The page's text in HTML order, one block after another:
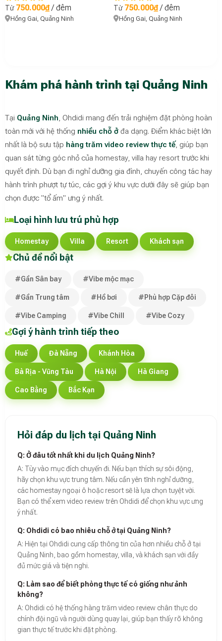
Từ 750.000₫/ đêm
Hồng Gai, Quảng Ninh
Từ 750.000₫/ đêm
Hồng Gai, Quảng Ninh
Khám phá hành trình tại Quảng Ninh
Tại Quảng Ninh, Ohdidi mang đến trải nghiệm đặt phòng hoàn
toàn mới với hệ thống nhiều chỗ ở đa dạng. Điểm khác biệt lớn
nhất là bộ sưu tập hàng trăm video review thực tế, giúp bạn
quan sát từng góc nhỏ của homestay, villa hay resort trước khi
quyết định. Dù bạn đi nghỉ dưỡng gia đình, chuyến công tác hay
hành trình phượt tự túc, các gợi ý khu vực dưới đây sẽ giúp bạn
chọn được "tổ ấm" ưng ý nhất.
Loại hình lưu trú phù hợp
Homestay Villa Resort Khách sạn
Chủ đề nổi bật
#Gần Sân bay #Vibe mộc mạc
#Gần Trung tâm #Hồ bơi #Phù hợp Cặp đôi
#Vibe Camping #Vibe Chill #Vibe Cozy
Gợi ý hành trình tiếp theo
Huế Đà Nẵng Khánh Hòa
Bà Rịa - Vũng Tàu Hà Nội Hà Giang
Cao Bằng Bắc Kạn
Hỏi đáp du lịch tại Quảng Ninh
Q: Ở đâu tốt nhất khi du lịch Quảng Ninh?
A: Tùy vào mục đích chuyến đi. Nếu bạn thích sự sôi động,
hãy chọn khu vực trung tâm. Nếu cần yên tĩnh nghỉ dưỡng,
các homestay ngoại ô hoặc resort sẽ là lựa chọn tuyệt vời.
Bạn có thể xem video review trên Ohdidi để chọn khu vực ưng
ý nhất.
Q: Ohdidi có bao nhiêu chỗ ở tại Quảng Ninh?
A: Hiện tại Ohdidi cung cấp thông tin của hơn nhiều chỗ ở tại
Quảng Ninh, bao gồm homestay, villa, và khách sạn với đầy
đủ mức giá và tiện nghi.
Q: Làm sao để biết phòng thực tế có giống như ảnh
không?
A: Ohdidi có hệ thống hàng trăm video review chân thực do
chính đội ngũ và người dùng quay lại, giúp bạn thấy rõ không
gian thực tế trước khi đặt phòng.